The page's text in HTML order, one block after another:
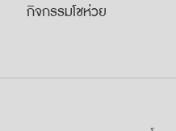
กิจกรรมโชห่วย